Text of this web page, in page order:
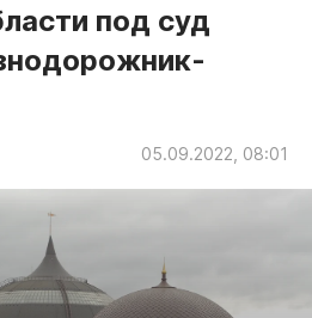
под суд
05.09.2022, 08:01